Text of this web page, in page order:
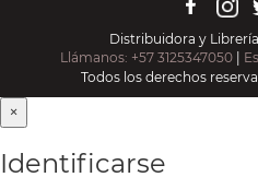
Distribuidora y
Llámanos: +57 3125347050
Todos los derechos
×
Identificarse